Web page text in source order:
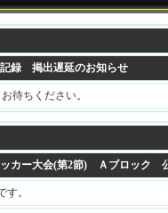
録 掲出遅延のお知らせ
待ちください。
ッカー大会(第2節) Ａブロック
す。